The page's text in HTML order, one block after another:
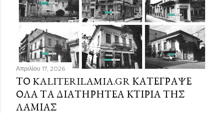
Απριλίου 17, 2026
ΤΟ KALITERILAMIA.GR ΚΑΤΈΓΡΑΨΕ
ΌΛΑ ΤΑ ΔΙΑΤΗΡΗΤΈΑ ΚΤΊΡΙΑ ΤΗΣ
ΛΑΜΊΑΣ